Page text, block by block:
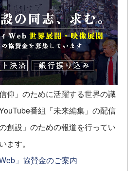
仰」のために活躍する世界の識
番組「未来編集」の配信
創設」のための報道を行ってい
ます。
」協賛金のご案内